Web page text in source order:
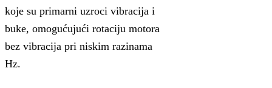
koje su primarni uzroci vibracija i
buke, omogućujući rotaciju motora
bez vibracija pri niskim razinama
Hz.